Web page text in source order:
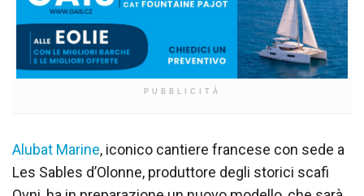
PUBBLICITÀ
Alubat Marine, iconico cantiere francese con sede a
Les Sables d’Olonne, produttore degli storici scafi